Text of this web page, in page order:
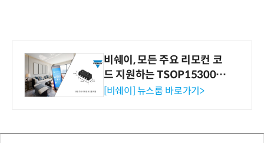
비쉐이, 모든 주요 리모컨 코
드 지원하는 TSOP15300 시
리즈 IR 수신기 출시
[비쉐이] 뉴스룸 바로가기>